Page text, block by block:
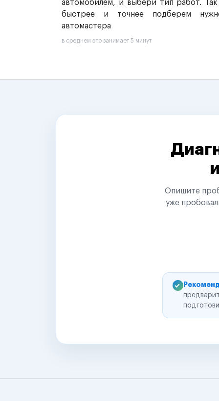
автомобилем, и выбери тип работ.
быстрее и точнее подберем
автомастера
в среднем это занимает 5 минут
Опишите
уже